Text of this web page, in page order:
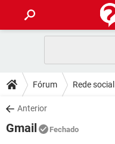
CELULAR
OUTLOOK
INSTAGRAM
DICAS
JOGOS
DOWNLOADS
JOGOS
Fórum Rede social
Anterior
Gmail Fechado